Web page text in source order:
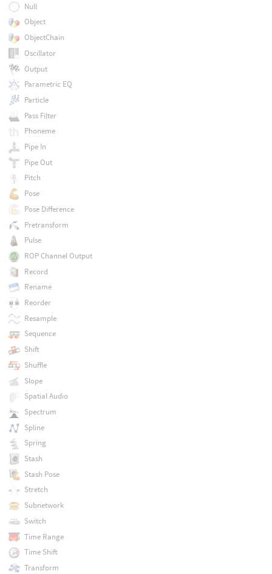
Null
Object
ObjectChain
Oscillator
Output
Parametric EQ
Particle
Pass Filter
Phoneme
Pipe In
Pipe Out
Pitch
Pose
Pose Difference
Pretransform
Pulse
ROP Channel Output
Record
Rename
Reorder
Resample
Sequence
Shift
Shuffle
Slope
Spatial Audio
Spectrum
Spline
Spring
Stash
Stash Pose
Stretch
Subnetwork
Switch
Time Range
Time Shift
Transform